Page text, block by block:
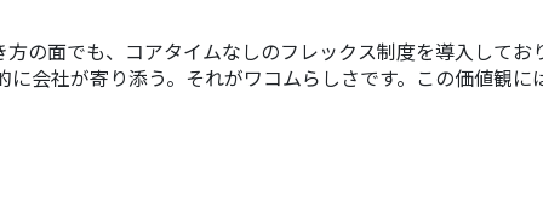
面でも、コアタイムなしのフレックス制度を導入して
社が寄り添う。それがワコムらしさです。この価値